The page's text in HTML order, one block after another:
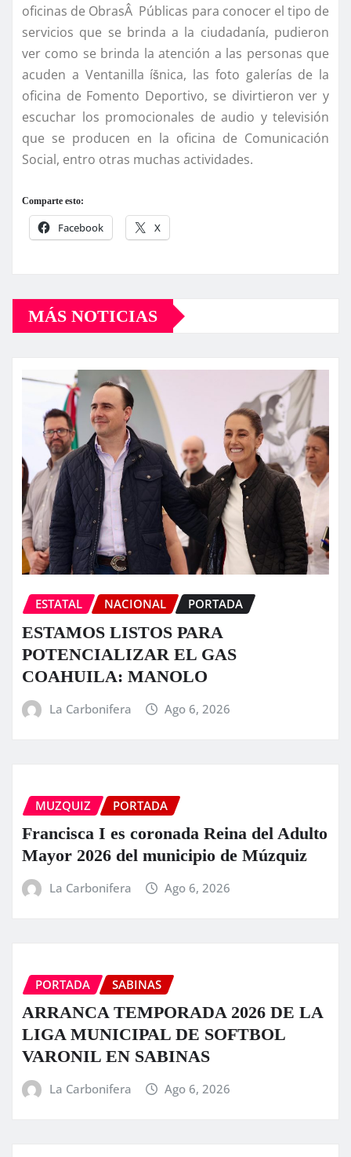
oficinas de ObrasÂ Públicas para conocer el tipo de
servicios que se brinda a la ciudadaní­a, pudieron
ver como se brinda la atención a las personas que
acuden a Ventanilla íšnica, las foto galerí­as de la
oficina de Fomento Deportivo, se divirtieron ver y
escuchar los promocionales de audio y televisión
que se producen en la oficina de Comunicación
Social, entro otras muchas actividades.
Comparte esto:
Facebook X
MÁS NOTICIAS
ESTATAL NACIONAL PORTADA
ESTAMOS LISTOS PARA
POTENCIALIZAR EL GAS
COAHUILA: MANOLO
La Carbonifera Ago 6, 2026
MUZQUIZ PORTADA
Francisca I es coronada Reina del Adulto
Mayor 2026 del municipio de Múzquiz
La Carbonifera Ago 6, 2026
PORTADA SABINAS
ARRANCA TEMPORADA 2026 DE LA
LIGA MUNICIPAL DE SOFTBOL
VARONIL EN SABINAS
La Carbonifera Ago 6, 2026